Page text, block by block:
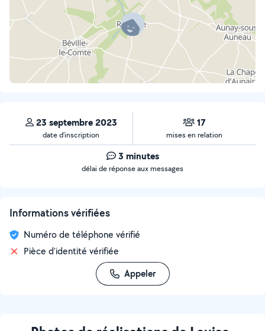
23 septembre 2023
date d’inscription
17
mises en relation
3 minutes
délai de réponse aux messages
Informations vérifiées
Numéro de téléphone vérifié
Pièce d'identité vérifiée
Appeler